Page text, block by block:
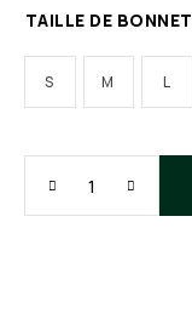
TAILLE DE BONNET
S M L